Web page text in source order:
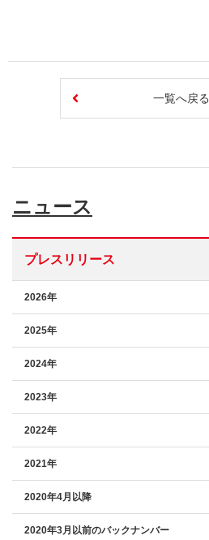
一覧へ戻る
ニュース
プレスリリース
2026年
2025年
2024年
2023年
2022年
2021年
2020年4月以降
2020年3月以前のバックナンバー